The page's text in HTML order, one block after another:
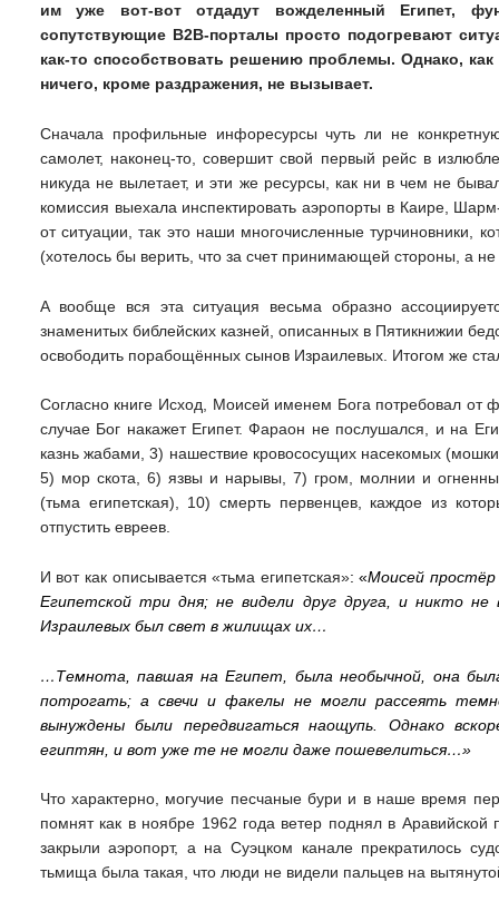
им уже вот-вот отдадут вожделенный Египет,
сопутствующие B2B-порталы просто подогревают
как-то способствовать решению проблемы. Однако,
ничего, кроме раздражения, не вызывает.
Сначала профильные инфоресурсы чуть ли не
самолет, наконец-то, совершит свой первый рейс в
никуда не вылетает, и эти же ресурсы, как ни в чем не
комиссия выехала инспектировать аэропорты в Каире,
от ситуации, так это наши многочисленные турчиновники,
(хотелось бы верить, что за счет принимающей стороны, а
А вообще вся эта ситуация весьма образно
знаменитых библейских казней, описанных в Пятикнижии
освободить порабощённых сынов Израилевых. Итогом же
Согласно книге Исход, Моисей именем Бога потребовал от
случае Бог накажет Египет. Фараон не послушался, и на
казнь жабами, 3) нашествие кровососущих насекомых
5) мор скота, 6) язвы и нарывы, 7) гром, молнии и
(тьма египетская), 10) смерть первенцев, каждое из
отпустить евреев.
И вот как описывается «тьма египетская»: «Моисей простёр
Египетской три дня; не видели друг друга, и никто
Израилевых был свет в жилищах их…
…Темнота, павшая на Египет, была необычной, она
потрогать; а свечи и факелы не могли рассеять
вынуждены были передвигаться наощупь. Однако
египтян, и вот уже те не могли даже пошевелиться…»
Что характерно, могучие песчаные бури и в наше время
помнят как в ноябре 1962 года ветер поднял в Аравийской
закрыли аэропорт, а на Суэцком канале прекратилось
тьмища была такая, что люди не видели пальцев на